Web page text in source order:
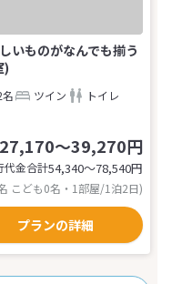
いものがなんでも揃う
)
ツイン
トイレ
27,170～39,270円
代金合計54,340〜78,540円
こども0名・1部屋/1泊2日)
プランの詳細